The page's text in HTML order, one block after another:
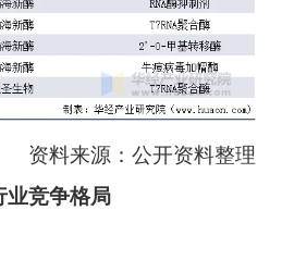
资料来源：公开资料整理
竞争格局